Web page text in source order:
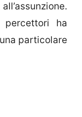
percettori ha
particolare